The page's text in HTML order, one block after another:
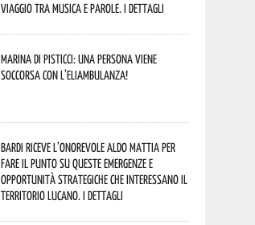
viaggio tra musica e parole. I dettagli
Marina di Pisticci: una persona viene
soccorsa con l’eliambulanza!
Bardi riceve l’onorevole Aldo Mattia per
fare il punto su queste emergenze e
opportunità strategiche che interessano il
territorio lucano. I dettagli